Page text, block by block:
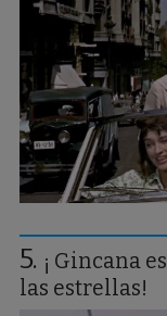
¡ Gincana
las estrellas!